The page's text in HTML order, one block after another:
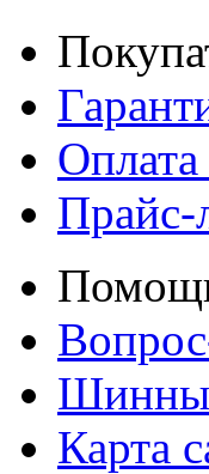
Оплата
Прайс-
Карта